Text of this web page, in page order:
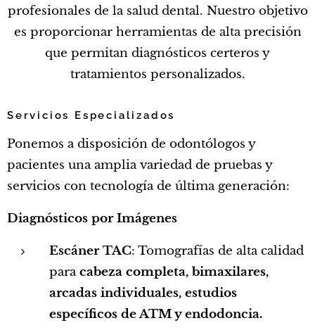
profesionales de la salud dental. Nuestro objetivo
es proporcionar herramientas de alta precisión
que permitan diagnósticos certeros y
tratamientos personalizados.
Servicios Especializados
Ponemos a disposición de odontólogos y
pacientes una amplia variedad de pruebas y
servicios con tecnología de última generación:
Diagnósticos por Imágenes
Escáner TAC: Tomografías de alta calidad
paracabeza completa, bimaxilares,
arcadas individuales, estudios
específicos de ATM y endodoncia.